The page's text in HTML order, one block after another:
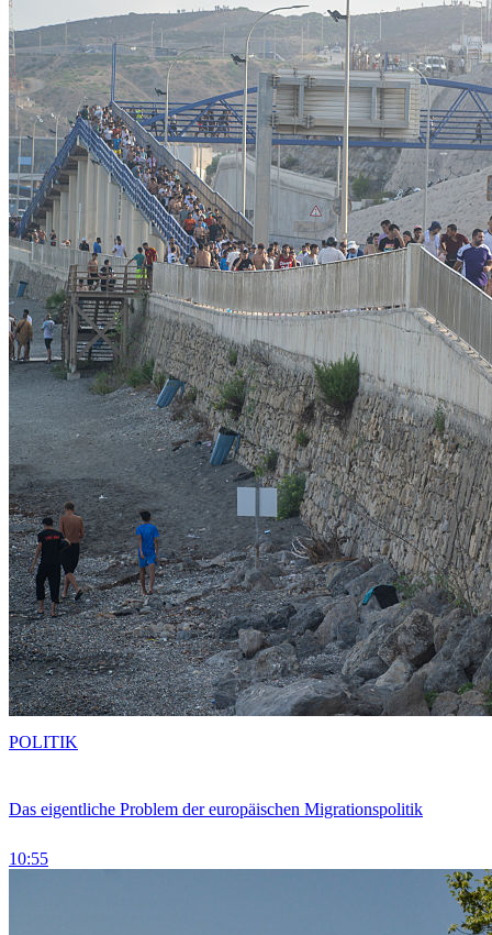
Das eigentliche Problem der europäischen Migrationspolitik
10:55
POLITIK